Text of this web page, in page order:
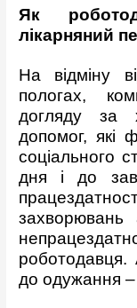
Як
лікарняний
На відміну
пологах,
догляду за
допомог, які
соціального
дня і до
захворювань
до одужання